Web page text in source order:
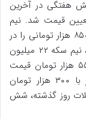
هزار تومان کاهش هفتگی در آخرین
١٠٠ هزار تومان تعیین قیمت شد. نیم
سکه و ربع سکه هریک کاهش هفتگی متوسط ٨۵٠ هزار تومانی را در
این هفته تجربه کرده و به ترتیب در پایان هفته، نیم سکه ٢٢ میلیون
و ۵۵٠ هزار تومان و ربع سکه ١۴ میلیون و ۵۵٠ هزار تومان قیمت
داشته‌اند. سکه‌های یک گرمی بانک مرکزی نیز با ٣٠٠ هزار تومان
روز گذشته، شش